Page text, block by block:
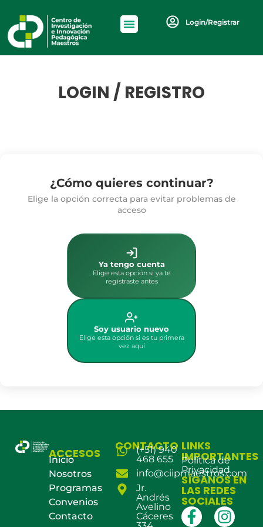
Login/Registrar
LOGIN / REGISTRO
¿Cómo quieres continuar?
Elige la opción correcta para evitar problemas de
acceso
Ya tengo cuenta
Elige esta opción si ya te
registraste antes
Soy usuario nuevo
Elige esta opción si es tu primera
vez aquí
ACCESOS
Inicio
Nosotros
Programas
Convenios
Contacto
CONTACTO
(+51) 940
468 655
info@ciipmaestros.com
Jr.
Andrés
Avelino
Cáceres
LINKS
IMPORTANTES
Política de
Privacidad
SÍGANOS EN
LAS REDES
SOCIALES